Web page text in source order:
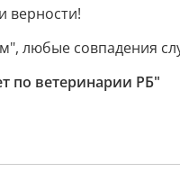
верности!
любые совпадения
по ветеринарии РБ"